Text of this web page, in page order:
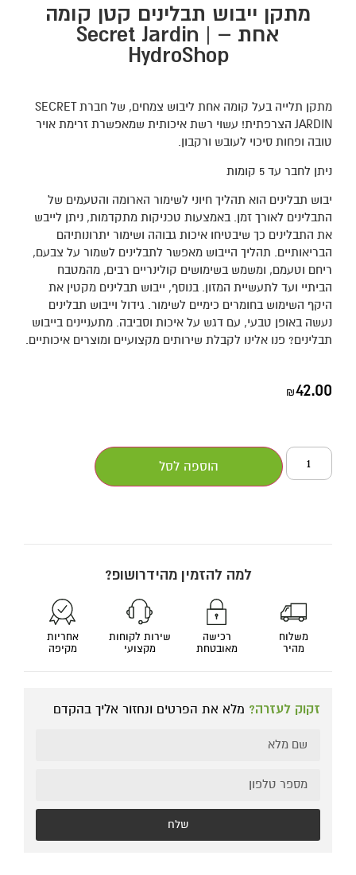
מתקן ייבוש תבלינים קטן קומה
אחת – Secret Jardin |
HydroShop
מתקן תלייה בעל קומה אחת ליבוש צמחים, של חברת SECRET
JARDIN הצרפתית! עשוי רשת איכותית שמאפשרת זרימת אויר
טובה ופחות סיכוי לעובש ורקבון.
ניתן לחבר עד 5 קומות
יבוש תבלינים הוא תהליך חיוני לשימור הארומה והטעמים של
התבלינים לאורך זמן. באמצעות טכניקות מתקדמות, ניתן לייבש
את התבלינים כך שיבטיחו איכות גבוהה ושימור יתרונותיהם
הבריאותיים. תהליך הייבוש מאפשר לתבלינים לשמור על צבעם,
ריחם וטעמם, ומשמש בשימושים קולינריים רבים, מהמטבח
הביתיי ועד לתעשיית המזון. בנוסף, ייבוש תבלינים מקטין את
היקף השימוש בחומרים כימיים לשימור. גידול וייבוש תבלינים
נעשה באופן טבעי, עם דגש על איכות וסביבה. מתעניינים בייבוש
תבלינים? פנו אלינו לקבלת שירותים מקצועיים ומוצרים איכותיים.
₪42.00
הוספה לסל
למה להזמין מהידרושופ?
משלוח
מהיר
רכישה
מאובטחת
שירות לקוחות
מקצועי
אחריות
מקיפה
זקוק לעזרה? מלא את הפרטים ונחזור אליך בהקדם
שלח